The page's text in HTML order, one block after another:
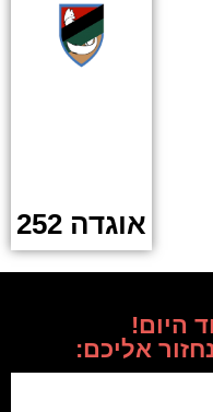
אוגדה 252
היום!
אליכם: